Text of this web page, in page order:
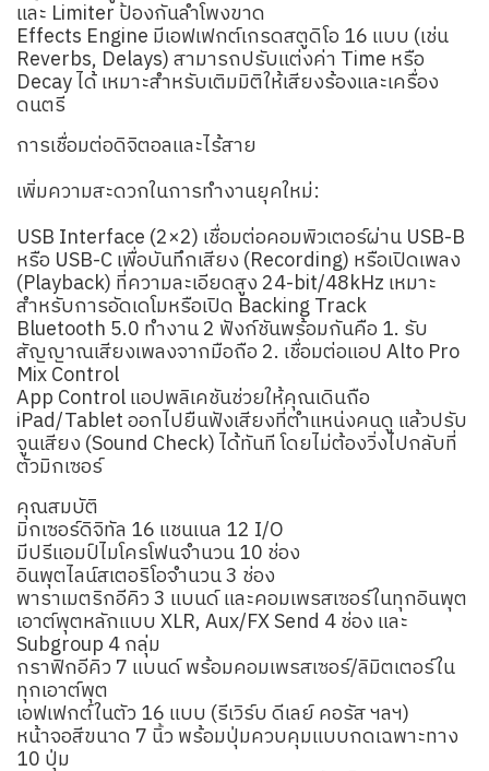
และ Limiter ป้องกันลำโพงขาด
Effects Engine มีเอฟเฟกต์เกรดสตูดิโอ 16 แบบ (เช่น
Reverbs, Delays) สามารถปรับแต่งค่า Time หรือ
Decay ได้ เหมาะสำหรับเติมมิติให้เสียงร้องและเครื่อง
ดนตรี
การเชื่อมต่อดิจิตอลและไร้สาย
เพิ่มความสะดวกในการทำงานยุคใหม่:
USB Interface (2×2) เชื่อมต่อคอมพิวเตอร์ผ่าน USB-B
หรือ USB-C เพื่อบันทึกเสียง (Recording) หรือเปิดเพลง
(Playback) ที่ความละเอียดสูง 24-bit/48kHz เหมาะ
สำหรับการอัดเดโมหรือเปิด Backing Track
Bluetooth 5.0 ทำงาน 2 ฟังก์ชันพร้อมกันคือ 1. รับ
สัญญาณเสียงเพลงจากมือถือ 2. เชื่อมต่อแอป Alto Pro
Mix Control
App Control แอปพลิเคชันช่วยให้คุณเดินถือ
iPad/Tablet ออกไปยืนฟังเสียงที่ตำแหน่งคนดู แล้วปรับ
จูนเสียง (Sound Check) ได้ทันที โดยไม่ต้องวิ่งไปกลับที่
ตัวมิกเซอร์
คุณสมบัติ
มิกเซอร์ดิจิทัล 16 แชนเนล 12 I/O
มีปรีแอมป์ไมโครโฟนจำนวน 10 ช่อง
อินพุตไลน์สเตอริโอจำนวน 3 ช่อง
พาราเมตริกอีคิว 3 แบนด์ และคอมเพรสเซอร์ในทุกอินพุต
เอาต์พุตหลักแบบ XLR, Aux/FX Send 4 ช่อง และ
Subgroup 4 กลุ่ม
กราฟิกอีคิว 7 แบนด์ พร้อมคอมเพรสเซอร์/ลิมิตเตอร์ใน
ทุกเอาต์พุต
เอฟเฟกต์ในตัว 16 แบบ (รีเวิร์บ ดีเลย์ คอรัส ฯลฯ)
หน้าจอสีขนาด 7 นิ้ว พร้อมปุ่มควบคุมแบบกดเฉพาะทาง
10 ปุ่ม